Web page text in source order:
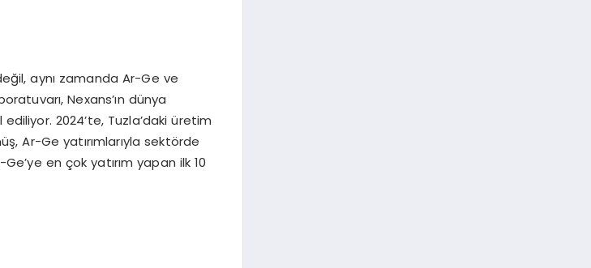
aynı zamanda Ar-Ge ve
Nexans’ın dünya
2024’te, Tuzla’daki üretim
Ar-Ge yatırımlarıyla sektörde
en çok yatırım yapan ilk 10